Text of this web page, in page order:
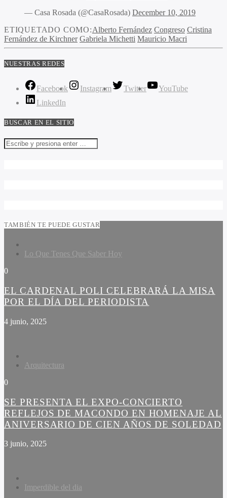
— Casa Rosada (@CasaRosada) December 10, 2019
ETIQUETADO COMO:Alberto Fernández Congreso Cristina
Fernández de Kirchner Gabriela Michetti Mauricio Macri
NUESTRAS REDES
Facebook Instagram Twitter
YouTube
LinkedIn
BUSCAR EN EL SITIO
TAMBIÉN TE PUEDE GUSTAR
Lo Que Tenes Que Saber Hoy
0
EL CARDENAL POLI CELEBRARÁ LA MISA
POR EL DÍA DEL PERIODISTA
4 junio, 2025
Arquitectura
0
SE PRESENTA EL EXPO-CONCIERTO
REFLEJOS DE MACONDO EN HOMENAJE AL
ANIVERSARIO DE CIEN AÑOS DE SOLEDAD
3 junio, 2025
Imperdible del dia